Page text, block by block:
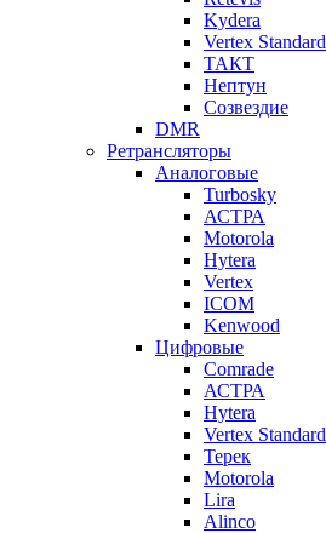
Kydera
Vertex Standard
ТАКТ
Нептун
Созвездие
DMR
Ретрансляторы
Аналоговые
Turbosky
АСТРА
Motorola
Hytera
Vertex
ICOM
Kenwood
Цифровые
Comrade
АСТРА
Hytera
Vertex Standard
Терек
Motorola
Lira
Alinco